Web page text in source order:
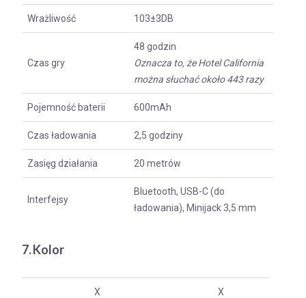
Wrażliwość 103±3DB
Czas gry
48 godzin
Oznacza to, że Hotel California
można słuchać około 443 razy
Pojemność baterii 600mAh
Czas ładowania 2,5 godziny
Zasięg działania 20 metrów
Interfejsy
Bluetooth, USB-C (do
ładowania), Minijack 3,5 mm
7. Kolor
X X